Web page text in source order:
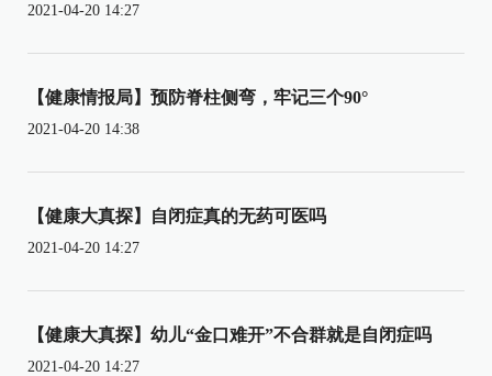
2021-04-20 14:27
【健康情报局】预防脊柱侧弯，牢记三个90°
2021-04-20 14:38
【健康大真探】自闭症真的无药可医吗
2021-04-20 14:27
【健康大真探】幼儿“金口难开”不合群就是自闭症吗
2021-04-20 14:27